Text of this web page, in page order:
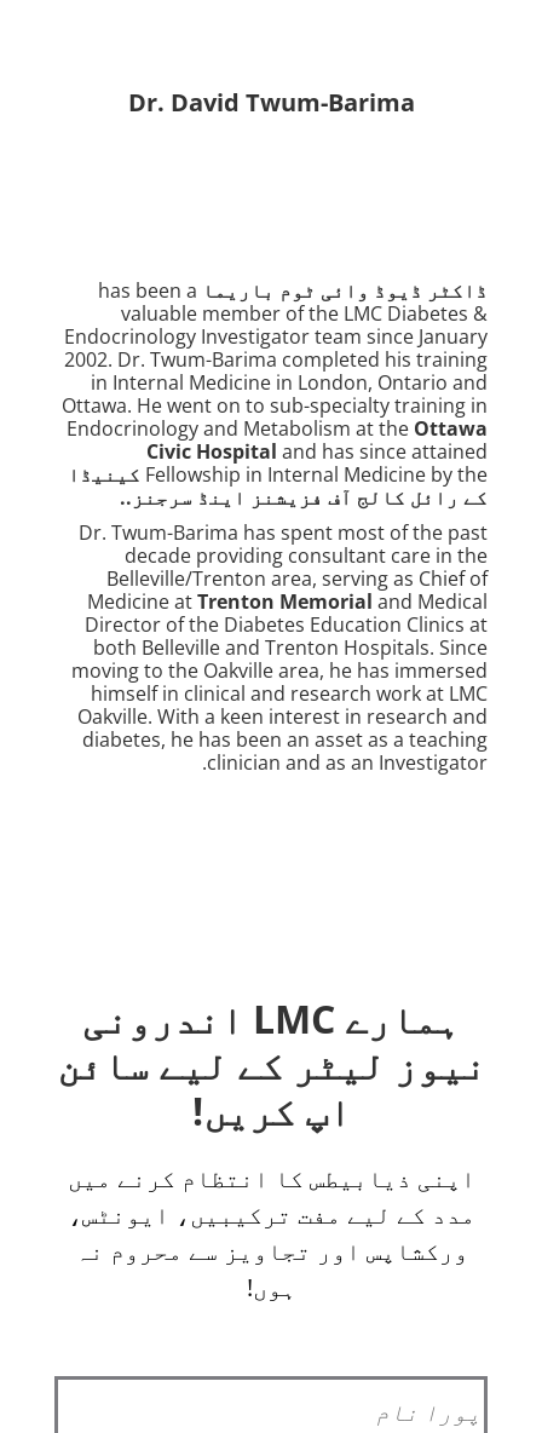
Dr. David Twum-Barima
ڈاکٹر ڈیوڈ وائی ٹوم باریما has been a
valuable member of the LMC Diabetes &
Endocrinology Investigator team since January
2002. Dr. Twum-Barima completed his training
in Internal Medicine in London, Ontario and
Ottawa. He went on to sub-specialty training in
Endocrinology and Metabolism at the Ottawa
Civic Hospital and has since attained
Fellowship in Internal Medicine by the کینیڈا
کے رائل کالج آف فزیشنز اینڈ سرجنز..
Dr. Twum-Barima has spent most of the past
decade providing consultant care in the
Belleville/Trenton area, serving as Chief of
Medicine atTrenton Memorial and Medical
Director of the Diabetes Education Clinics at
both Belleville and Trenton Hospitals. Since
moving to the Oakville area, he has immersed
himself in clinical and research work at LMC
Oakville. With a keen interest in research and
diabetes, he has been an asset as a teaching
clinician and as an Investigator.
ہمارے LMC اندرونی
نیوز لیٹر کے لیے سائن
اپ کریں!
اپنی ذیابیطس کا انتظام کرنے میں
مدد کے لیے مفت ترکیبیں، ایونٹس،
ورکشاپس اور تجاویز سے محروم نہ
ہوں!